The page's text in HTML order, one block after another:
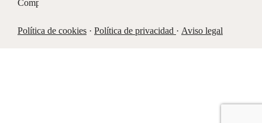
Política de cookies· Política de privacidad · Aviso legal